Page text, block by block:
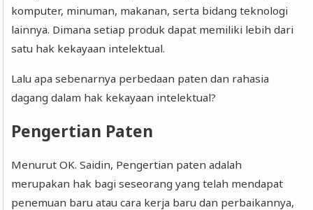
komputer, minuman, makanan, serta bidang teknologi
lainnya. Dimana setiap produk dapat memiliki lebih dari
satu hak kekayaan intelektual.
Lalu apa sebenarnya perbedaan paten dan rahasia
dagang dalam hak kekayaan intelektual?
Pengertian Paten
Menurut OK. Saidin, Pengertian paten adalah
merupakan hak bagi seseorang yang telah mendapat
penemuan baru atau cara kerja baru dan perbaikannya,